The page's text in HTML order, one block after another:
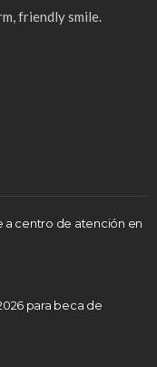
friendly smile.
a centro de atención en
para beca de